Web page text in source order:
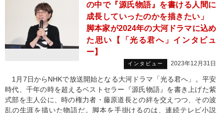
の中で『源氏物語』を書ける人間に
成長していったのかを描きたい」
脚本家が2024年の大河ドラマに込め
た思い【「光る君へ」インタビュ
ー】
インタビュー 2023年12月31日
1月7日からNHKで放送開始となる大河ドラマ「光る君へ」。平安
時代、千年の時を超えるベストセラー『源氏物語』を書き上げた紫
式部を主人公に、時の権力者・藤原道長との絆を交えつつ、その波
乱の生涯を描いた物語だ。脚本を手掛けるのは、連続テレビ小説